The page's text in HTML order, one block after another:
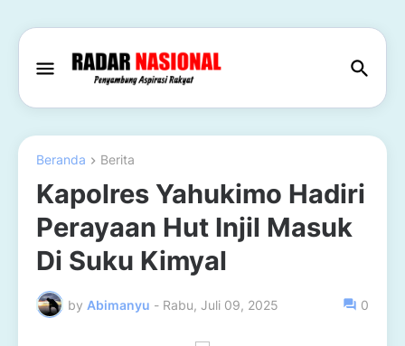
Beranda Berita
Kapolres Yahukimo Hadiri
Perayaan Hut Injil Masuk
Di Suku Kimyal
by Abimanyu - Rabu, Juli 09, 2025 0